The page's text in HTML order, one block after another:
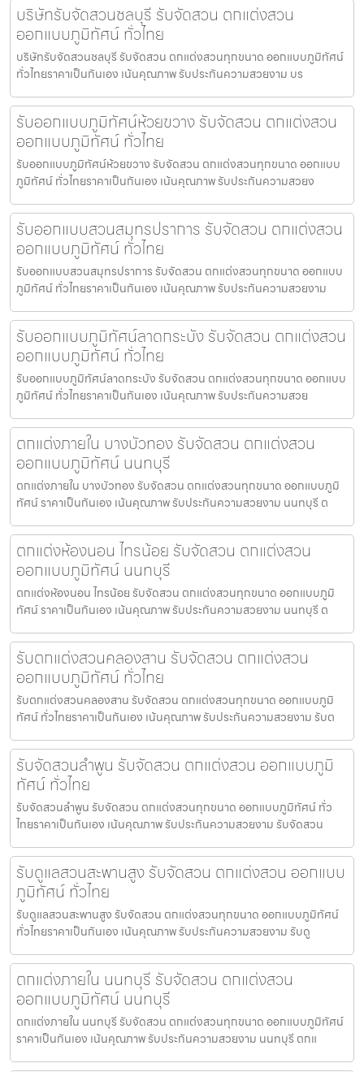
บริษัทรับจัดสวนชลบุรี รับจัดสวน ตกแต่งสวน
ออกแบบภูมิทัศน์ ทั่วไทย
บริษัทรับจัดสวนชลบุรี รับจัดสวน ตกแต่งสวนทุกขนาด ออกแบบภูมิทัศน์
ทั่วไทยราคาเป็นกันเอง เน้นคุณภาพ รับประกันความสวยงาม บร
รับออกแบบภูมิทัศน์ห้วยขวาง รับจัดสวน ตกแต่งสวน
ออกแบบภูมิทัศน์ ทั่วไทย
รับออกแบบภูมิทัศน์ห้วยขวาง รับจัดสวน ตกแต่งสวนทุกขนาด ออกแบบ
ภูมิทัศน์ ทั่วไทยราคาเป็นกันเอง เน้นคุณภาพ รับประกันความสวยง
รับออกแบบสวนสมุทรปราการ รับจัดสวน ตกแต่งสวน
ออกแบบภูมิทัศน์ ทั่วไทย
รับออกแบบสวนสมุทรปราการ รับจัดสวน ตกแต่งสวนทุกขนาด ออกแบบ
ภูมิทัศน์ ทั่วไทยราคาเป็นกันเอง เน้นคุณภาพ รับประกันความสวยงาม
รับออกแบบภูมิทัศน์ลาดกระบัง รับจัดสวน ตกแต่งสวน
ออกแบบภูมิทัศน์ ทั่วไทย
รับออกแบบภูมิทัศน์ลาดกระบัง รับจัดสวน ตกแต่งสวนทุกขนาด ออกแบบ
ภูมิทัศน์ ทั่วไทยราคาเป็นกันเอง เน้นคุณภาพ รับประกันความสวย
ตกแต่งภายใน บางบัวทอง รับจัดสวน ตกแต่งสวน
ออกแบบภูมิทัศน์ นนทบุรี
ตกแต่งภายใน บางบัวทอง รับจัดสวน ตกแต่งสวนทุกขนาด ออกแบบภูมิ
ทัศน์ ราคาเป็นกันเอง เน้นคุณภาพ รับประกันความสวยงาม นนทบุรี ต
ตกแต่งห้องนอน ไทรน้อย รับจัดสวน ตกแต่งสวน
ออกแบบภูมิทัศน์ นนทบุรี
ตกแต่งห้องนอน ไทรน้อย รับจัดสวน ตกแต่งสวนทุกขนาด ออกแบบภูมิ
ทัศน์ ราคาเป็นกันเอง เน้นคุณภาพ รับประกันความสวยงาม นนทบุรี ต
รับตกแต่งสวนคลองสาน รับจัดสวน ตกแต่งสวน
ออกแบบภูมิทัศน์ ทั่วไทย
รับตกแต่งสวนคลองสาน รับจัดสวน ตกแต่งสวนทุกขนาด ออกแบบภูมิ
ทัศน์ ทั่วไทยราคาเป็นกันเอง เน้นคุณภาพ รับประกันความสวยงาม รับต
รับจัดสวนลำพูน รับจัดสวน ตกแต่งสวน ออกแบบภูมิ
ทัศน์ ทั่วไทย
รับจัดสวนลำพูน รับจัดสวน ตกแต่งสวนทุกขนาด ออกแบบภูมิทัศน์ ทั่ว
ไทยราคาเป็นกันเอง เน้นคุณภาพ รับประกันความสวยงาม รับจัดสวน
รับดูแลสวนสะพานสูง รับจัดสวน ตกแต่งสวน ออกแบบ
ภูมิทัศน์ ทั่วไทย
รับดูแลสวนสะพานสูง รับจัดสวน ตกแต่งสวนทุกขนาด ออกแบบภูมิทัศน์
ทั่วไทยราคาเป็นกันเอง เน้นคุณภาพ รับประกันความสวยงาม รับดู
ตกแต่งภายใน นนทบุรี รับจัดสวน ตกแต่งสวน
ออกแบบภูมิทัศน์ นนทบุรี
ตกแต่งภายใน นนทบุรี รับจัดสวน ตกแต่งสวนทุกขนาด ออกแบบภูมิทัศน์
ราคาเป็นกันเอง เน้นคุณภาพ รับประกันความสวยงาม นนทบุรี ตกแ